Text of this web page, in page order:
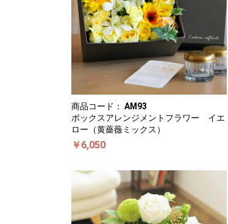
商品コード： AM93
ボックスアレンジメントフラワー イエ
ロー（黄薔薇ミックス）
￥6,050